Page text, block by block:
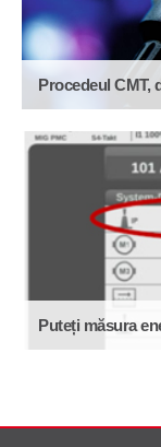
Procedeul CMT,
Puteți măsura